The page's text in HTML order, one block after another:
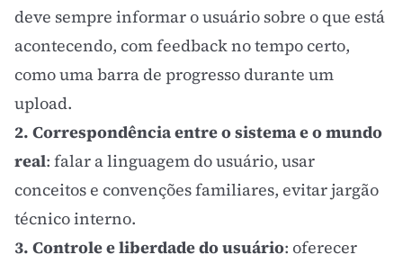
deve sempre informar o usuário sobre o que está
acontecendo, com feedback no tempo certo,
como uma barra de progresso durante um
upload.
2. Correspondência entre o sistema e o mundo
real: falar a linguagem do usuário, usar
conceitos e convenções familiares, evitar jargão
técnico interno.
3. Controle e liberdade do usuário: oferecer